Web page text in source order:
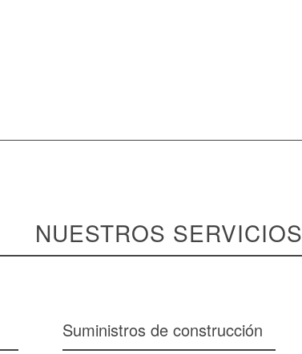
NUESTROS SERVICIOS
Suministros de construcción